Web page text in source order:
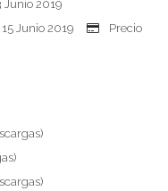
Junio 2019
15 Junio 2019
Precio